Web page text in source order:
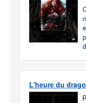
L'heure du